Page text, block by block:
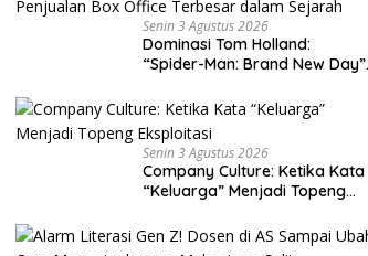
Senin 3 Agustus 2026
Dominasi Tom Holland:
“Spider-Man: Brand New Day”
Rekor Penjualan Box Office
Terbesar dalam Sejarah
Senin 3 Agustus 2026
Company Culture: Ketika Kata
“Keluarga” Menjadi Topeng